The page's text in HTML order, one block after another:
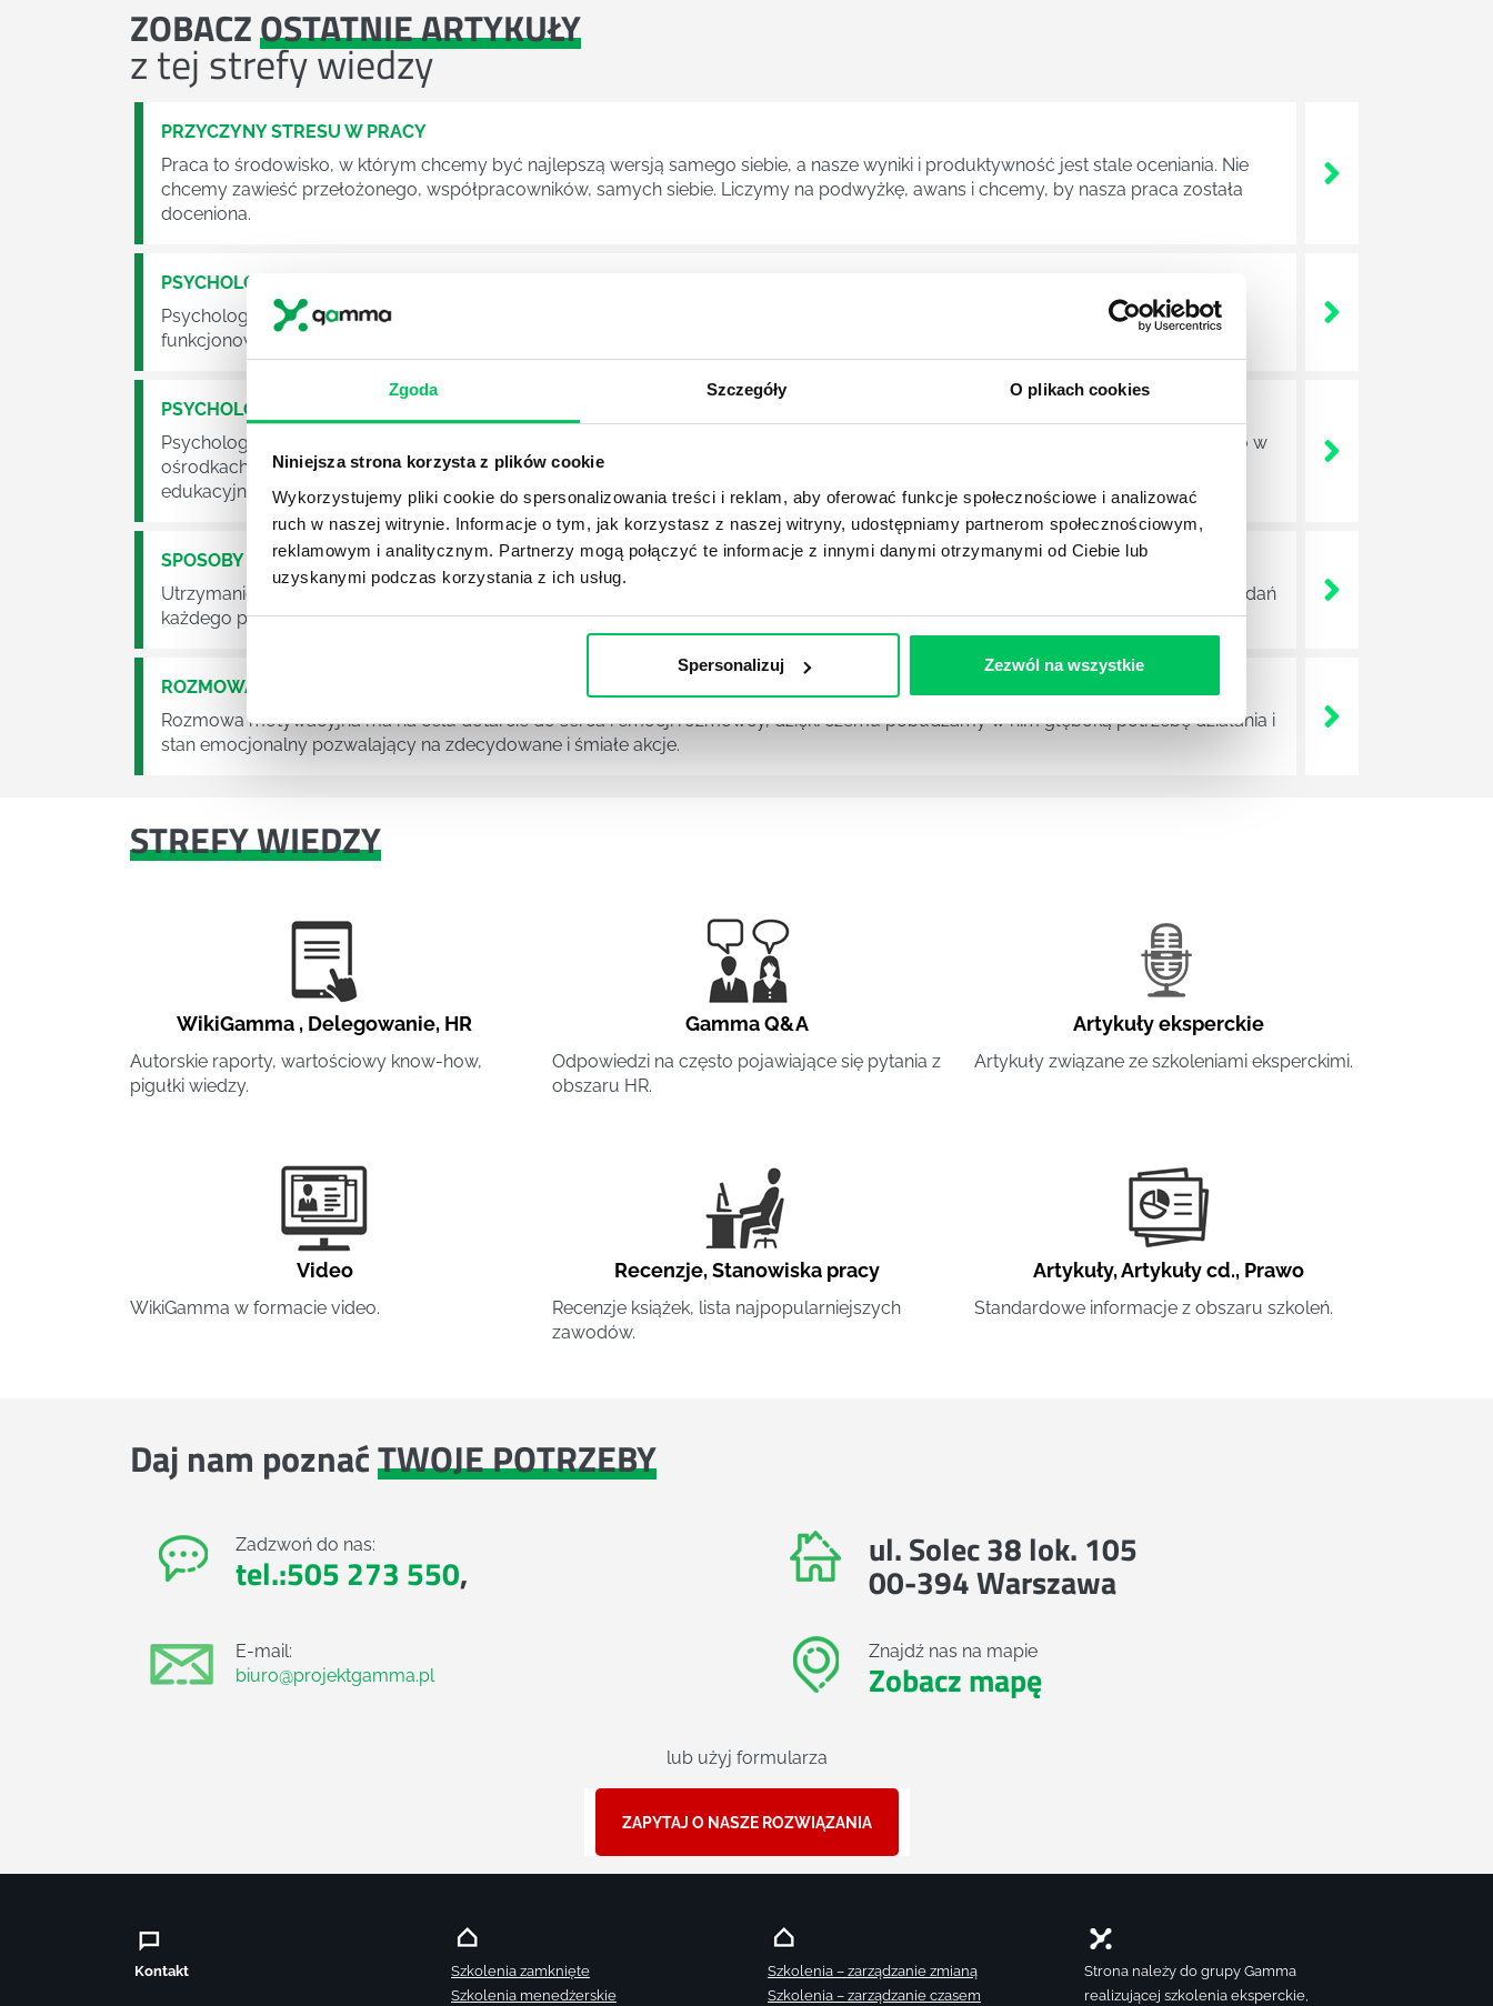
Zgoda Szczegóły O plikach cookies
Niniejsza strona korzysta z plików cookie
Wykorzystujemy pliki cookie do spersonalizowania treści i reklam, aby oferować funkcje społecznościowe i analizować
ruch w naszej witrynie. Informacje o tym, jak korzystasz z naszej witryny, udostępniamy partnerom społecznościowym,
reklamowym i analitycznym. Partnerzy mogą połączyć te informacje z innymi danymi otrzymanymi od Ciebie lub
uzyskanymi podczas korzystania z ich usług.
Spersonalizuj Zezwól na wszystkie
ZOBACZOSTATNIE ARTYKUŁY
z tej strefy wiedzy
PRZYCZYNY STRESU W PRACY
Praca to środowisko, w którym chcemy być najlepszą wersją samego siebie, a nasze wyniki i produktywność jest stale oceniania. Nie
chcemy zawieść przełożonego, współpracowników, samych siebie. Liczymy na podwyżkę, awans i chcemy, by nasza praca została
doceniona.
PSYCHOLOGIA I CO DALEJ
Psychologia to jeden z bardziej klasycznych kierunków studiów. Pozwala zdobyć wiedzę na temat ludzkiego umysły, mechanizmów
funkcjonowania ludzkiej psychiki, procesów decyzyjnych.
PSYCHOLOGIA W ZARZĄDZANIU PRACA
Psychologia to kierunek wbrew pozorom z ogromnymi perspektywami na przyszłość. Psychologowie znajdują zatrudnienie nie tylko w
ośrodkach służby zdrowie czy we własnych gabinetach psychologicznych, ale również we wszelkiego rodzaju ośrodkach
edukacyjnych, na warsztatach, w korporacjach przy pomocy opracowywania strategii marketingowych czy nawet w sektorze HR.
SPOSOBY NA MOTYWACJĘ
Utrzymanie wysokiego poziomu motywacji wśród zespołu potrafi być nie lada wyzwaniem, zalicza się jednak do najważniejszych zadań
każdego przełożonego i menedżera.
ROZMOWA MOTYWACYJNA Z PRACOWNIKIEM
Rozmowa motywacyjna ma na celu dotarcie do serca i emocji rozmówcy, dzięki czemu pobudzamy w nim głęboką potrzebę działania i
stan emocjonalny pozwalający na zdecydowane i śmiałe akcje.
STREFY WIEDZY
WikiGamma , Delegowanie, HR
Autorskie raporty, wartościowy know-how,
pigułki wiedzy.
Gamma Q&A
Odpowiedzi na często pojawiające się pytania z
obszaru HR.
Artykuły eksperckie
Artykuły związane ze szkoleniami eksperckimi.
Video
WikiGamma w formacie video.
Recenzje,Stanowiska pracy
Recenzje książek, lista najpopularniejszych
zawodów.
Artykuły,Artykuły cd., Prawo
Standardowe informacje z obszaru szkoleń.
Daj nam poznaćTWOJE POTRZEBY
Zadzwoń do nas:
tel.:505 273 550,
E-mail:
biuro@projektgamma.pl
ul. Solec 38 lok. 105
00-394 Warszawa
Znajdź nas na mapie
Zobacz mapę
lub użyj formularza
ZAPYTAJ O NASZE ROZWIĄZANIA
Kontakt
Szkolenia zamknięte
Szkolenia menedżerskie
Szkolenia – zarządzanie zmianą
Szkolenia – zarządzanie czasem
Strona należy do grupy Gamma
realizującej szkolenia eksperckie,